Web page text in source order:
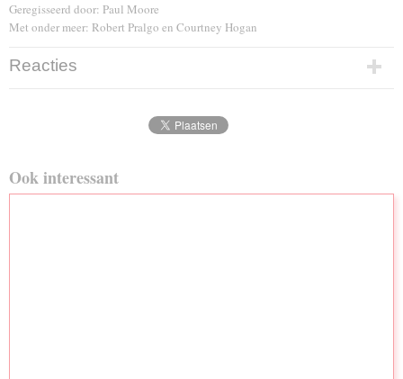
Geregisseerd door: Paul Moore
Met onder meer: Robert Pralgo en Courtney Hogan
Reacties
Ook interessant